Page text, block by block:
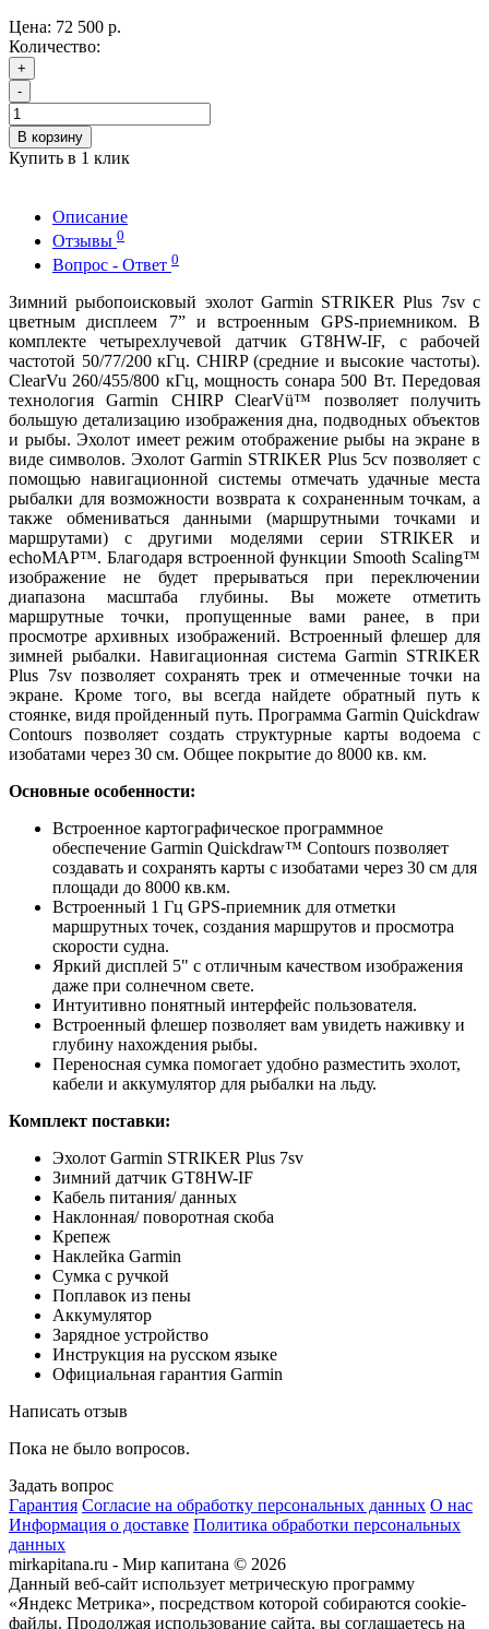
Цена: 72 500 р.
Количество:
+
-
В корзину
Купить в 1 клик
Описание
Отзывы 0
Вопрос - Ответ 0
Зимний рыбопоисковый эхолот Garmin STRIKER Plus 7sv с
цветным дисплеем 7” и встроенным GPS-приемником. В
комплекте четырехлучевой датчик GT8HW-IF, с рабочей
частотой 50/77/200 кГц. CHIRP (средние и высокие частоты).
ClearVu 260/455/800 кГц, мощность сонара 500 Вт. Передовая
технология Garmin CHIRP ClearVü™ позволяет получить
большую детализацию изображения дна, подводных объектов
и рыбы. Эхолот имеет режим отображение рыбы на экране в
виде символов. Эхолот Garmin STRIKER Plus 5cv позволяет с
помощью навигационной системы отмечать удачные места
рыбалки для возможности возврата к сохраненным точкам, а
также обмениваться данными (маршрутными точками и
маршрутами) с другими моделями серии STRIKER и
echoMAP™. Благодаря встроенной функции Smooth Scaling™
изображение не будет прерываться при переключении
диапазона масштаба глубины. Вы можете отметить
маршрутные точки, пропущенные вами ранее, в при
просмотре архивных изображений. Встроенный флешер для
зимней рыбалки. Навигационная система Garmin STRIKER
Plus 7sv позволяет сохранять трек и отмеченные точки на
экране. Кроме того, вы всегда найдете обратный путь к
стоянке, видя пройденный путь. Программа Garmin Quickdraw
Contours позволяет создать структурные карты водоема с
изобатами через 30 см. Общее покрытие до 8000 кв. км.
Основные особенности:
Встроенное картографическое программное
обеспечение Garmin Quickdraw™ Contours позволяет
создавать и сохранять карты с изобатами через 30 см для
площади до 8000 кв.км.
Встроенный 1 Гц GPS-приемник для отметки
маршрутных точек, создания маршрутов и просмотра
скорости судна.
Яркий дисплей 5" с отличным качеством изображения
даже при солнечном свете.
Интуитивно понятный интерфейс пользователя.
Встроенный флешер позволяет вам увидеть наживку и
глубину нахождения рыбы.
Переносная сумка помогает удобно разместить эхолот,
кабели и аккумулятор для рыбалки на льду.
Комплект поставки:
Эхолот Garmin STRIKER Plus 7sv
Зимний датчик GT8HW-IF
Кабель питания/ данных
Наклонная/ поворотная скоба
Крепеж
Наклейка Garmin
Сумка с ручкой
Поплавок из пены
Аккумулятор
Зарядное устройство
Инструкция на русском языке
Официальная гарантия Garmin
Написать отзыв
Пока не было вопросов.
Задать вопрос
Гарантия Согласие на обработку персональных данных О нас
Информация о доставке Политика обработки персональных
данных
mirkapitana.ru - Мир капитана © 2026
Данный веб-сайт использует метрическую программу
«Яндекс Метрика», посредством которой собираются cookie-
файлы. Продолжая использование сайта, вы соглашаетесь на